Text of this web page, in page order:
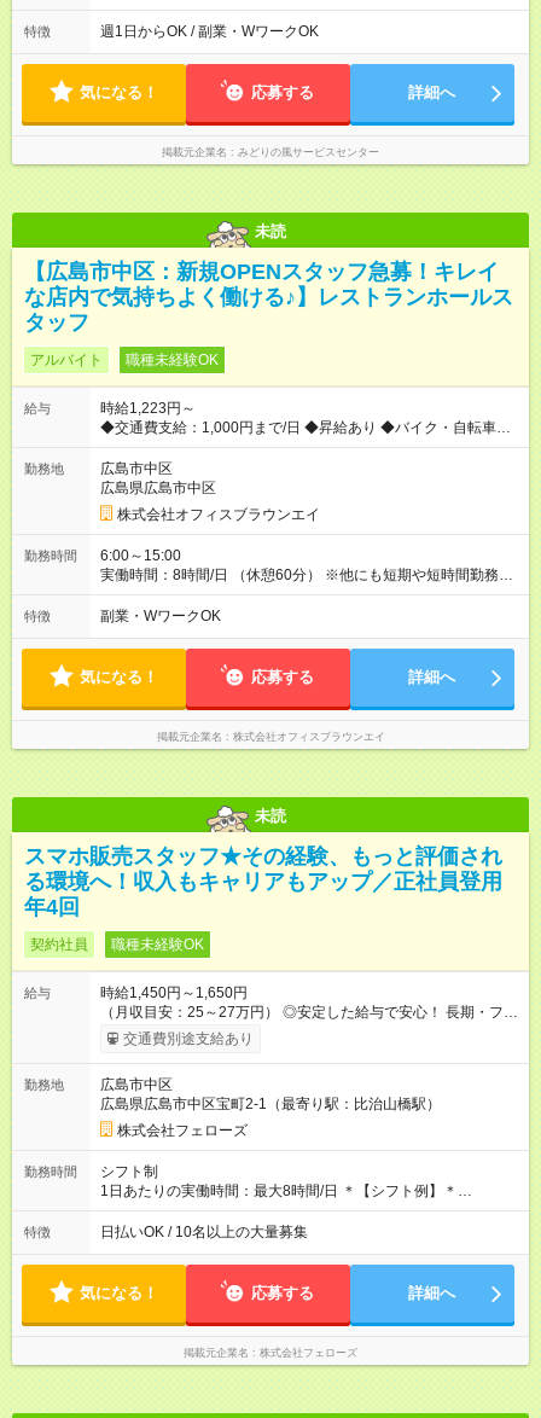
週1ｈの勤務で可
特徴 週1日からOK / 副業・WワークOK
気になる！ 応募する 詳細へ
掲載元企業名 みどりの風サービスセンター
未読
【広島市中区：新規OPENスタッフ急募！キレイ
な店内で気持ちよく働ける♪】レストランホールス
タッフ
アルバイト 職種未経験OK
給与
時給1,223円～
◆交通費支給：1,000円まで/日 ◆昇給あり ◆バイク・自転車通勤
OK 【試用期間】試用期間あり 試用期間の長さ：2週間 ※ 雇用形
態と給与に、本採用時と異なる部分があります。 雇用形態：本
採用時と同じです。 給与：時給 1,085円以上 研修期間中は1～2
週間程度
勤務地
広島市中区
広島県広島市中区
株式会社オフィスブラウンエイ
勤務時間
6:00～15:00
実働時間：8時間/日 （休憩60分） ※他にも短期や短時間勤務な
ど相談可能です お気軽に仰ってください。 ・「朝だけ働きた
い」 ・「短時間でサクッと稼ぎたい」 そんな方にピッタ
特徴 副業・WワークOK
気になる！ 応募する 詳細へ
掲載元企業名 株式会社オフィスブラウンエイ
未読
スマホ販売スタッフ★その経験、もっと評価され
る環境へ！収入もキャリアもアップ／正社員登用
年4回
契約社員 職種未経験OK
給与
時給1,450円～1,650円
（月収目安：25～27万円） ◎安定した給与で安心！ 長期・フル
タイムで勤務いただける方にお越しいただきたいと思っていま
す。シフトが削られることはないので、安定した給与が入りま
たいという人もいると思います。このあたりは柔軟に対応する
ので、お気軽にご相談ください！ ※2ヶ月の試用期間がありま
す。その間の給与・待遇に変更はありません。 【試用期間】試
用期間あり 試用期間の長さ：2ヶ月 雇用形態、給与は本採用時
と同じです。
交通費別途支給あり
勤務地
広島市中区
広島県広島市中区宝町2-1（最寄り駅：比治山橋駅）
株式会社フェローズ
勤務時間
シフト制
1日あたりの実働時間：最大8時間/日 ＊【シフト例】＊
(1) 10:00～19:00 (2) 11:00～20:00 (3) 12:00～21:00 など ◎
いずれも実働8時間・休憩1時間です。中抜けシフトなどはあり
たい」などあれば相談に応じますのでおっしゃってください！
特徴 日払いOK / 10名以上の大量募集
気になる！ 応募する 詳細へ
掲載元企業名 株式会社フェローズ